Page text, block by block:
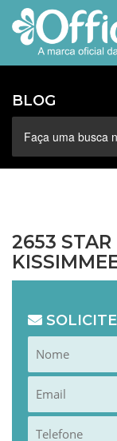
BLOG
2653